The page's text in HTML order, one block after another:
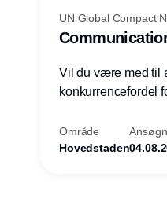
UN Global Compact
Vil du være med til
konkurrencefordel
Område
Hovedstaden